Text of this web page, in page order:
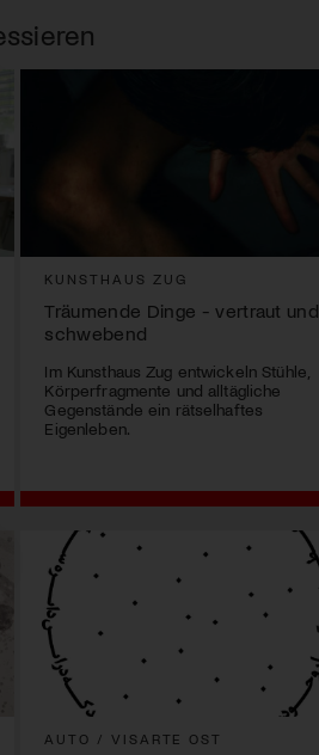
KUNSTHAUS ZUG
Träumende Dinge - vertraut und
schwebend
Im Kunsthaus Zug entwickeln Stühle,
Körperfragmente und alltägliche
Gegenstände ein rätselhaftes
Eigenleben.
AUTO / VISARTE OST